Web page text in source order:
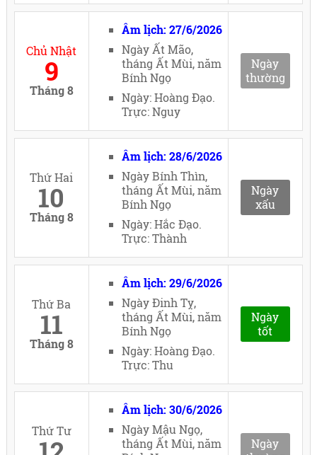
Chủ Nhật
9
Tháng 8
Âm lịch: 27/6/2026
Ngày Ất Mão,
tháng Ất Mùi, năm
Bính Ngọ
Ngày: Hoàng Đạo.
Trực: Nguy
Ngày
thường
Thứ Hai
10
Tháng 8
Âm lịch: 28/6/2026
Ngày Bính Thìn,
tháng Ất Mùi, năm
Bính Ngọ
Ngày: Hắc Đạo.
Trực: Thành
Ngày
xấu
Thứ Ba
11
Tháng 8
Âm lịch: 29/6/2026
Ngày Đinh Tỵ,
tháng Ất Mùi, năm
Bính Ngọ
Ngày: Hoàng Đạo.
Trực: Thu
Ngày
tốt
Thứ Tư
Âm lịch: 30/6/2026
Ngày Mậu Ngọ,
tháng Ất Mùi, năm
Ngày